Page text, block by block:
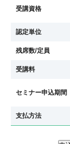
受講資格
認定単位
残席数/定員
受講料
セミナー申込期間
支払方法